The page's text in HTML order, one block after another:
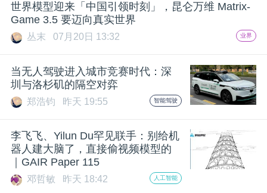
搞
机
世界模型迎来「中国引领时刻」，昆仑万维 Matrix-
Game 3.5 要迈向真实世界
丛末 07月20日 13:32 业界
当无人驾驶进入城市竞赛时代：深
圳与洛杉矶的隔空对弈
郑浩钧 昨天 19:55 智能驾驶
李飞飞、Yilun Du罕见联手：别给机
器人建大脑了，直接偷视频模型的
｜GAIR Paper 115
邓哲敏 昨天 18:42 人工智能